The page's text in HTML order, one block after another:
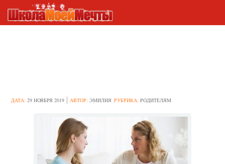
ДАТА:29 НОЯБРЯ 2019 АВТОР:ЭМИЛИЯ РУБРИКА:РОДИТЕЛЯМ